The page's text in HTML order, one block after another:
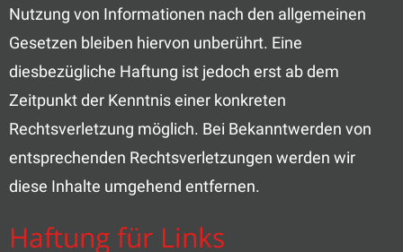
Nutzung von Informationen nach den allgemeinen
Gesetzen bleiben hiervon unberührt. Eine
diesbezügliche Haftung ist jedoch erst ab dem
Zeitpunkt der Kenntnis einer konkreten
Rechtsverletzung möglich. Bei Bekanntwerden von
entsprechenden Rechtsverletzungen werden wir
diese Inhalte umgehend entfernen.
Haftung für Links